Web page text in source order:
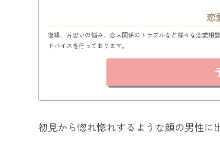
恋
復縁、片思いの悩み、恋人関係のトラブルなど様々な恋愛相
ドバイスを行っております。
初見から惚れ惚れするような顔の男性に